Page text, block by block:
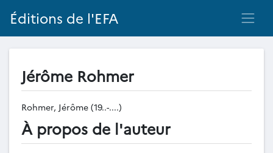
Éditions de l'EFA
Jérôme Rohmer
Rohmer, Jérôme (19..-....)
À propos de l'auteur